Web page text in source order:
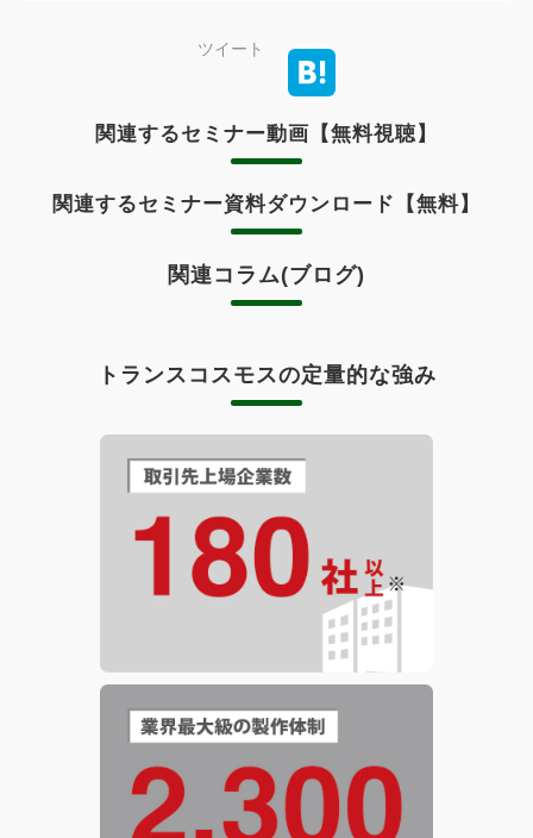
ツイート
関連するセミナー動画【無料視聴】
関連するセミナー資料ダウンロード【無料】
関連コラム(ブログ)
トランスコスモスの定量的な強み